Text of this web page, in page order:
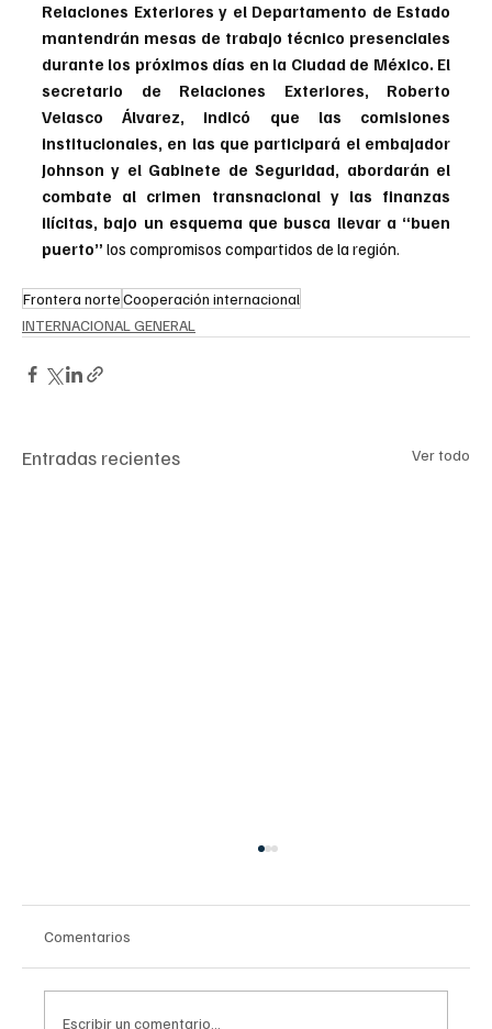
Relaciones Exteriores y el Departamento de Estado
mantendrán mesas de trabajo técnico presenciales
durante los próximos días en la Ciudad de México. El
secretario de Relaciones Exteriores, Roberto
Velasco Álvarez, indicó que las comisiones
institucionales, en las que participará el embajador
Johnson y el Gabinete de Seguridad, abordarán el
combate al crimen transnacional y las finanzas
ilícitas, bajo un esquema que busca llevar a “buen
puerto” los compromisos compartidos de la región.
Frontera norteCooperación internacional
INTERNACIONAL GENERAL
Entradas recientes Ver todo
Comentarios
Escribir un comentario...